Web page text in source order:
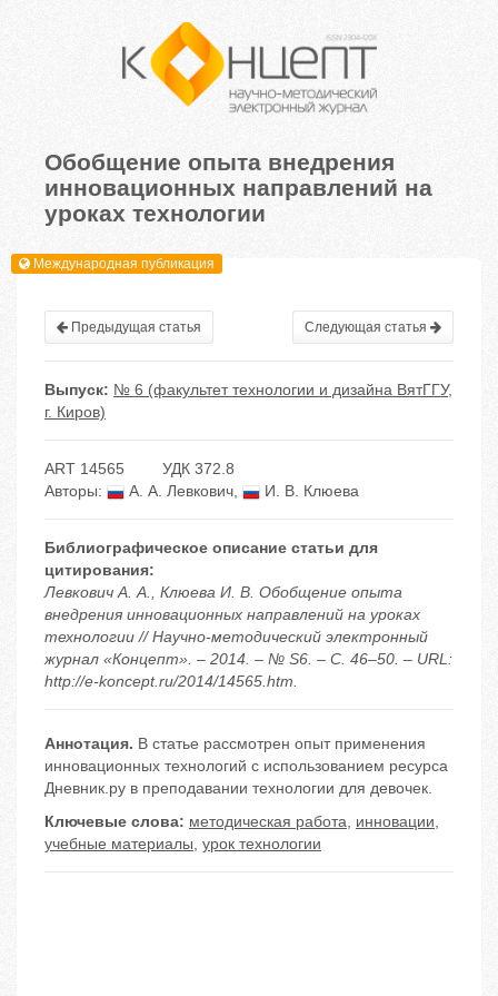
Обобщение опыта внедрения
инновационных направлений на
уроках технологии
Международная публикация
Предыдущая статья Следующая статья
Выпуск: № 6 (факультет технологии и дизайна ВятГГУ,
г. Киров)
ART 14565
УДК 372.8
Авторы:
А. А. Левкович, И. В. Клюева
Библиографическое описание статьи для
цитирования:
Левкович А. А., Клюева И. В. Обобщение опыта
внедрения инновационных направлений на уроках
технологии // Научно-методический электронный
журнал «Концепт». – 2014. – № S6. – С. 46–50. – URL:
http://e-koncept.ru/2014/14565.htm.
Аннотация. В статье рассмотрен опыт применения
инновационных технологий с использованием ресурса
Дневник.ру в преподавании технологии для девочек.
Ключевые слова: методическая работа, инновации,
учебные материалы, урок технологии